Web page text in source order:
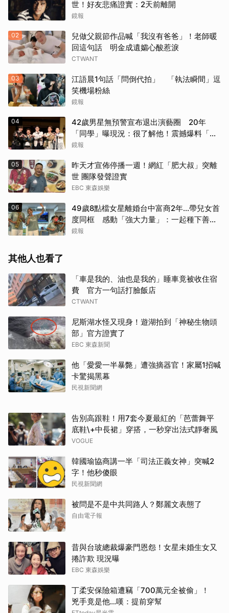
世！好友悲痛證實：2天前離開
鏡報
02
兒做父親節作品喊「我沒有爸爸」！老師暖
回這句話 明金成遺孀心酸惹淚
CTWANT
03
江語晨1句話「問倒代拍」 「執法瞬間」逗
笑機場粉絲
鏡報
04
42歲男星無預警宣布退出演藝圈 20年
「同學」曝現況：很了解他！震撼爆料「恐
懼」這件事
鏡報
05
昨天才宣佈停播一週！網紅「肥大叔」突離
世 團隊發聲證實
EBC 東森娛樂
06
49歲8點檔女星離婚台中富商2年...帶兒女首
度同框 感動「強大力量」：一起種下善的
種子
鏡報
其他人也看了
「車是我的、油也是我的」睡車竟被收住宿
費 官方一句話打臉飯店
CTWANT
尼斯湖水怪又現身！遊湖拍到「神秘生物頭
部」官方證實了
EBC 東森新聞
他「愛愛一半暴斃」遭強摘器官！家屬1招喊
卡驚揭黑幕
民視新聞網
告別高跟鞋！用7套今夏最紅的「芭蕾舞平
底鞋\+中長裙」穿搭，一秒穿出法式靜奢風
VOGUE
韓國瑜協商講一半「司法正義女神」突喊2
字！他秒傻眼
民視新聞網
被問是不是中共同路人？鄭麗文表態了
自由電子報
昔與台玻總裁爆豪門恩怨！女星未婚生女又
捲詐欺 現況曝
EBC 東森娛樂
丁柔安保險箱遭竊「700萬元全被偷」！
兇手竟是他...嘆：提前穿幫